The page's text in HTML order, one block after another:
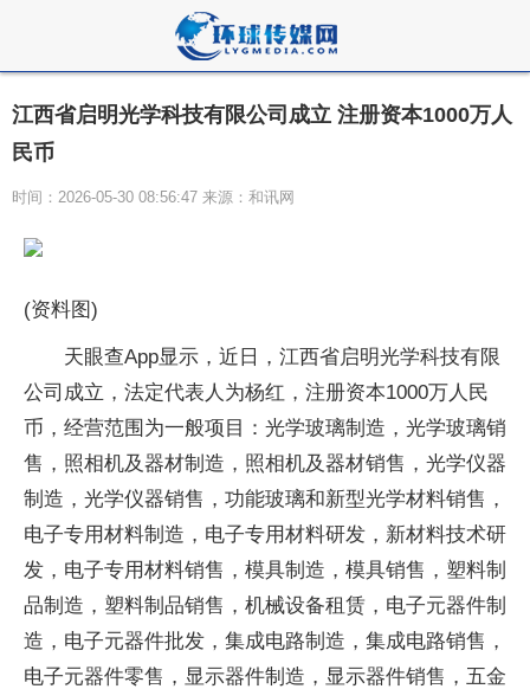
江西省启明光学科技有限公司成立 注册资本1000万人
民币
时间：2026-05-30 08:56:47 来源：和讯网
(资料图)
天眼查App显示，近日，江西省启明光学科技有限
公司成立，法定代表人为杨红，注册资本1000万人民
币，经营范围为一般项目：光学玻璃制造，光学玻璃销
售，照相机及器材制造，照相机及器材销售，光学仪器
制造，光学仪器销售，功能玻璃和新型光学材料销售，
电子专用材料制造，电子专用材料研发，新材料技术研
发，电子专用材料销售，模具制造，模具销售，塑料制
品制造，塑料制品销售，机械设备租赁，电子元器件制
造，电子元器件批发，集成电路制造，集成电路销售，
电子元器件零售，显示器件制造，显示器件销售，五金